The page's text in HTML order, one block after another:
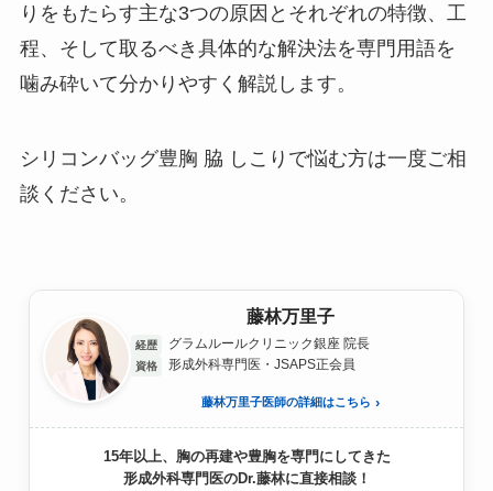
りをもたらす主な3つの原因とそれぞれの特徴、工
程、そして取るべき具体的な解決法を専門用語を
噛み砕いて分かりやすく解説します。
シリコンバッグ豊胸 脇 しこりで悩む方は一度ご相
談ください。
藤林万里子
経歴 グラムルールクリニック銀座 院長
資格 形成外科専門医・JSAPS正会員
藤林万里子医師の詳細はこちら
15年以上、胸の再建や豊胸を専門にしてきた
形成外科専門医のDr.藤林に直接相談！